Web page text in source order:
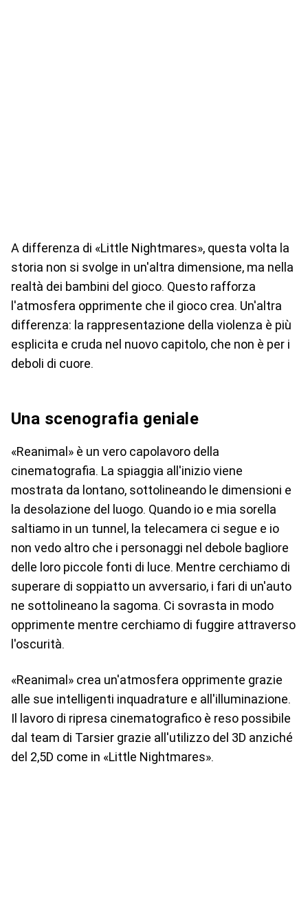
A differenza di «Little Nightmares», questa volta la
storia non si svolge in un'altra dimensione, ma nella
realtà dei bambini del gioco. Questo rafforza
l'atmosfera opprimente che il gioco crea. Un'altra
differenza: la rappresentazione della violenza è più
esplicita e cruda nel nuovo capitolo, che non è per i
deboli di cuore.
Una scenografia geniale
«Reanimal» è un vero capolavoro della
cinematografia. La spiaggia all'inizio viene
mostrata da lontano, sottolineando le dimensioni e
la desolazione del luogo. Quando io e mia sorella
saltiamo in un tunnel, la telecamera ci segue e io
non vedo altro che i personaggi nel debole bagliore
delle loro piccole fonti di luce. Mentre cerchiamo di
superare di soppiatto un avversario, i fari di un'auto
ne sottolineano la sagoma. Ci sovrasta in modo
opprimente mentre cerchiamo di fuggire attraverso
l'oscurità.
«Reanimal» crea un'atmosfera opprimente grazie
alle sue intelligenti inquadrature e all'illuminazione.
Il lavoro di ripresa cinematografico è reso possibile
dal team di Tarsier grazie all'utilizzo del 3D anziché
del 2,5D come in «Little Nightmares».